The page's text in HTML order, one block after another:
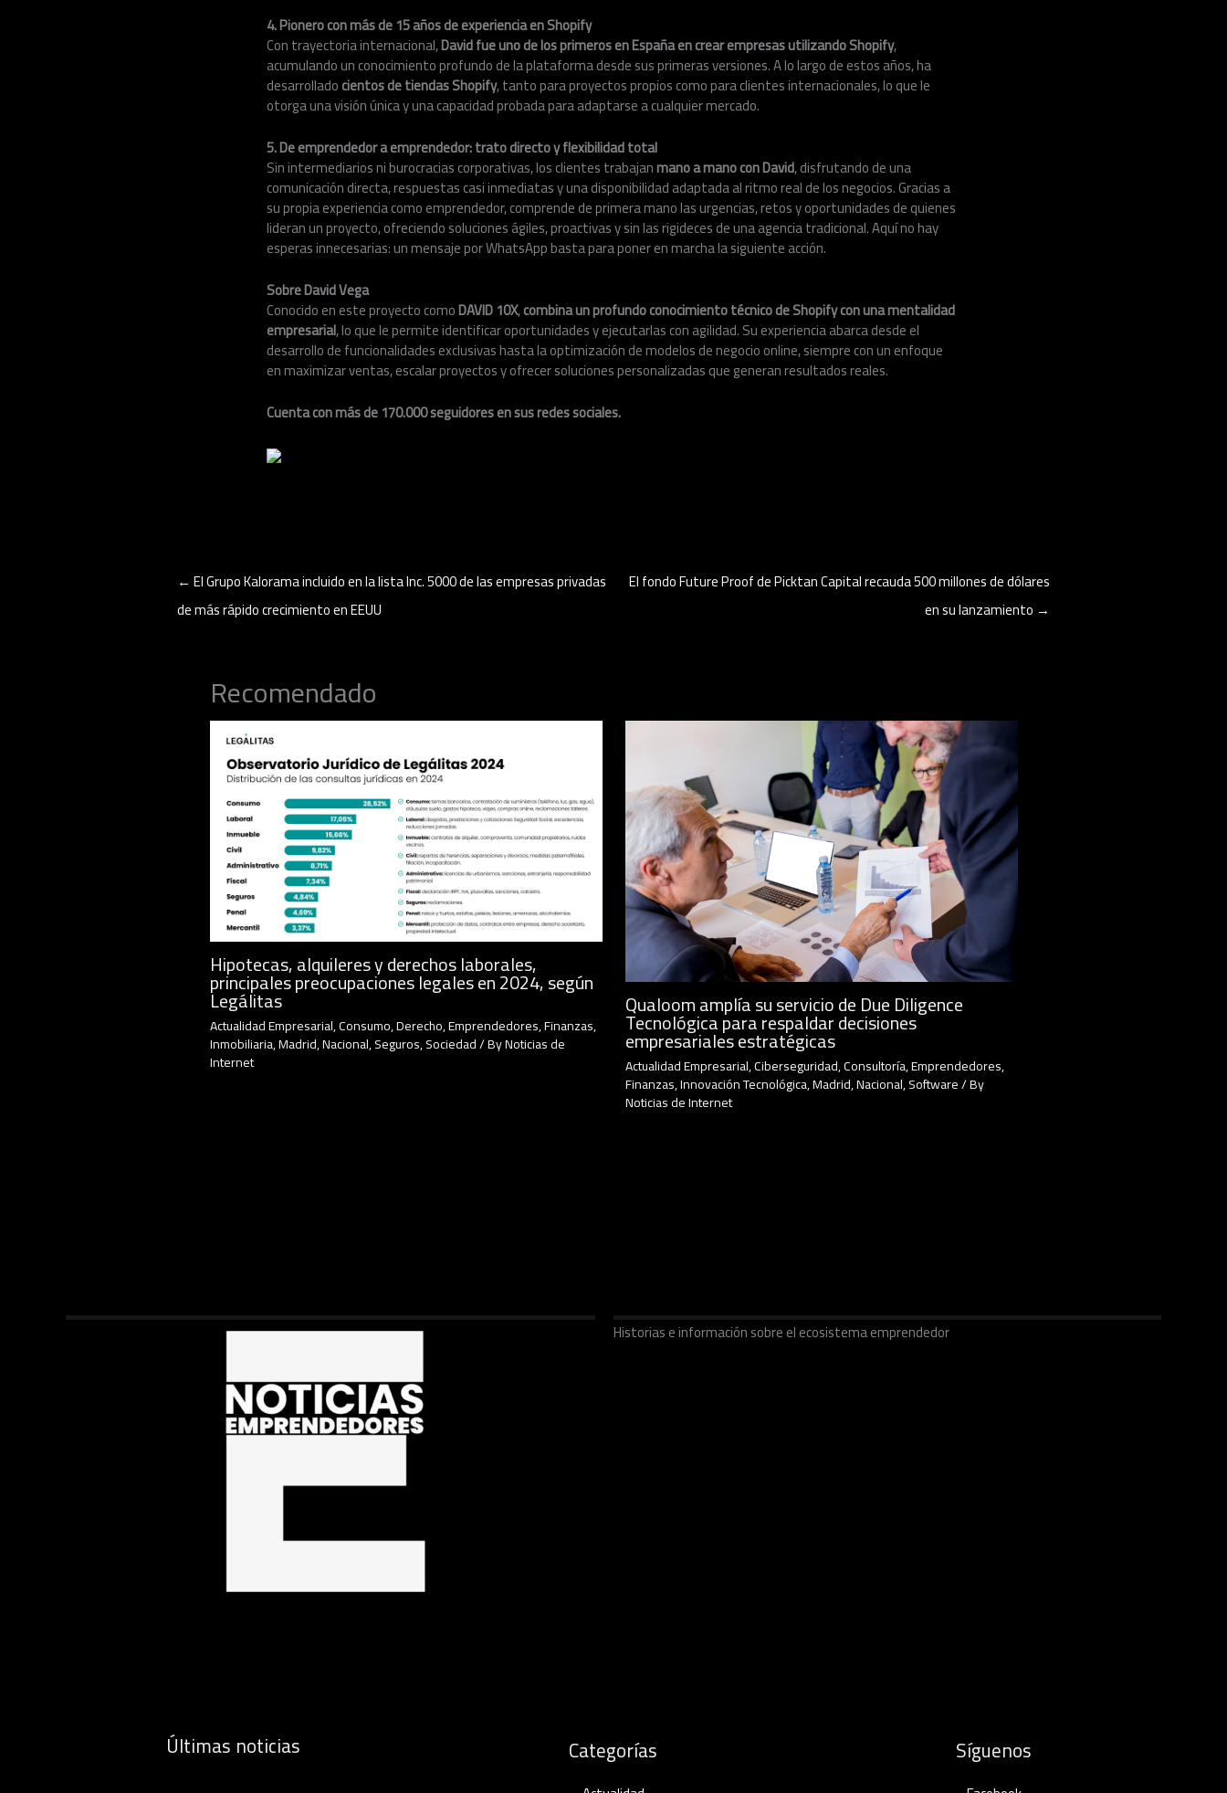
4. Pionero con más de 15 años de experiencia en Shopify
Con trayectoria internacional,David fue uno de los primeros en España en crear empresas utilizando Shopify,
acumulando un conocimiento profundo de la plataforma desde sus primeras versiones. A lo largo de estos años, ha
desarrolladocientos de tiendas Shopify, tanto para proyectos propios como para clientes internacionales, lo que le
otorga una visión única y una capacidad probada para adaptarse a cualquier mercado.
5. De emprendedor a emprendedor: trato directo y flexibilidad total
Sin intermediarios ni burocracias corporativas, los clientes trabajanmano a mano con David, disfrutando de una
comunicación directa, respuestas casi inmediatas y una disponibilidad adaptada al ritmo real de los negocios. Gracias a
su propia experiencia como emprendedor, comprende de primera mano las urgencias, retos y oportunidades de quienes
lideran un proyecto, ofreciendo soluciones ágiles, proactivas y sin las rigideces de una agencia tradicional. Aquí no hay
esperas innecesarias: un mensaje por WhatsApp basta para poner en marcha la siguiente acción.
Sobre David Vega
Conocido en este proyecto comoDAVID 10X,combina un profundo conocimiento técnico de Shopify con una mentalidad
empresarial, lo que le permite identificar oportunidades y ejecutarlas con agilidad. Su experiencia abarca desde el
desarrollo de funcionalidades exclusivas hasta la optimización de modelos de negocio online, siempre con un enfoque
en maximizar ventas, escalar proyectos y ofrecer soluciones personalizadas que generan resultados reales.
Cuenta con más de 170.000 seguidores en sus redes sociales.
← El Grupo Kalorama incluido en la lista Inc. 5000 de las empresas privadas
de más rápido crecimiento en EEUU
El fondo Future Proof de Picktan Capital recauda 500 millones de dólares
en su lanzamiento →
Recomendado
Hipotecas, alquileres y derechos laborales,
principales preocupaciones legales en 2024, según
Legálitas
Actualidad Empresarial,Consumo,Derecho,Emprendedores,Finanzas,
Inmobiliaria,Madrid,Nacional,Seguros,Sociedad/ ByNoticias de
Internet
Qualoom amplía su servicio de Due Diligence
Tecnológica para respaldar decisiones
empresariales estratégicas
Actualidad Empresarial,Ciberseguridad,Consultoría,Emprendedores,
Finanzas,Innovación Tecnológica,Madrid,Nacional,Software/ By
Noticias de Internet
Historias e información sobre el ecosistema emprendedor
Últimas noticias Categorías Síguenos